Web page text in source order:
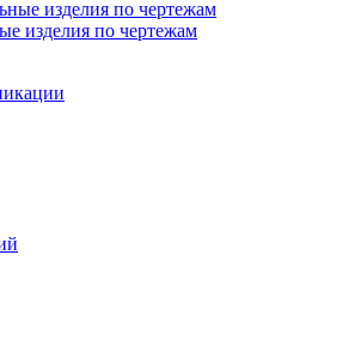
изделия по чертежам